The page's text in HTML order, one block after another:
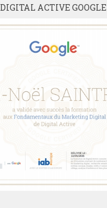
ACTIVE GOOGLE